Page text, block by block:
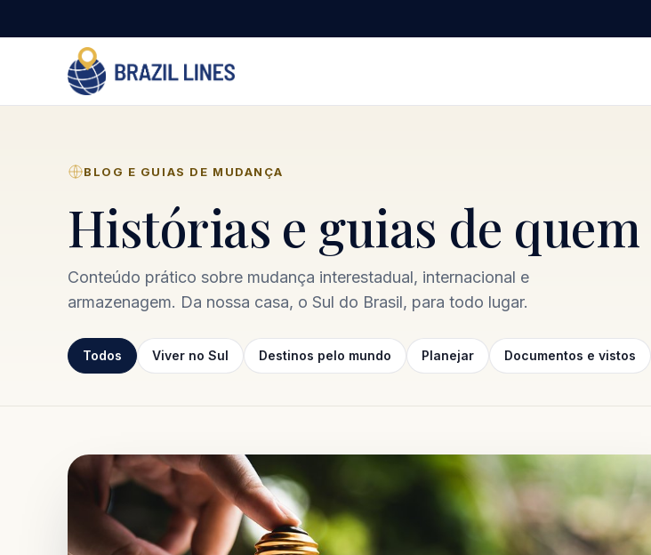
BLOG E GUIAS DE MUDANÇA
Histórias e guias de quem
Conteúdo prático sobre mudança interestadual, internacional e
armazenagem. Da nossa casa, o Sul do Brasil, para todo lugar.
Todos Viver no Sul Destinos pelo mundo Planejar Documentos e vistos